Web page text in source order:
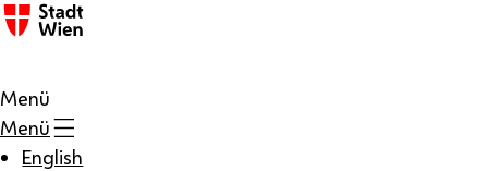
Zum Inhalt
Menü
Menü
English